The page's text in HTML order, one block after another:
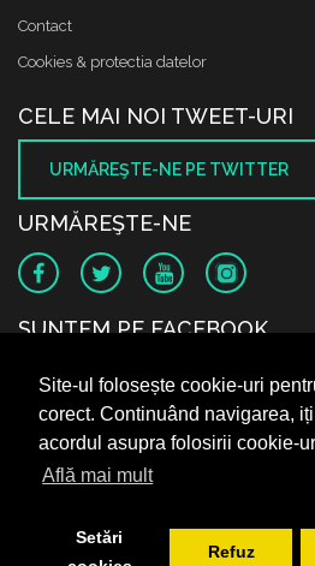
Site-ul folosește cookie-uri
corect. Continuând navigarea,
acordul asupra folosirii cookie-
Află mai mult
Setări
Refuz
Contact
Cookies & protectia datelor
CELE MAI NOI TWEET-URI
URMĂREŞTE-NE PE TWITTER
URMĂREŞTE-NE
SUNTEM PE FACEBOOK